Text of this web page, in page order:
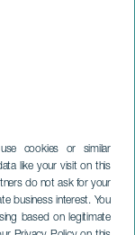
cookies or similar
like your visit on this
do not ask for your
business interest. You
based on legitimate